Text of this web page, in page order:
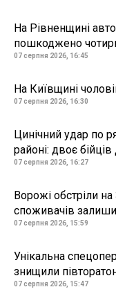
На Рівненщині
пошкоджено
07 серпня 2026, 16:45
На Київщині
07 серпня 2026, 16:30
Цинічний удар по
районі: двоє
07 серпня 2026, 16:27
Ворожі обстріли
споживачів
07 серпня 2026, 15:59
Унікальна
знищили
07 серпня 2026, 15:47